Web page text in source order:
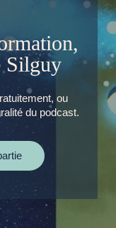
Silguy
ou
du podcast.